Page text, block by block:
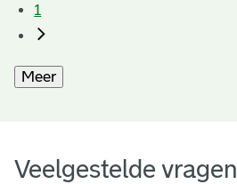
1
Meer
Veelgestelde vragen